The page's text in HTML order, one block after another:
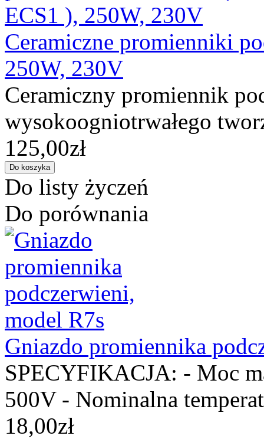
Ceramiczne promienniki
250W, 230V
Ceramiczny promiennik
wysokoogniotrwałego
125,00zł
Do listy życzeń
Do porównania
Gniazdo promiennika
SPECYFIKACJA: - Moc
500V - Nominalna
18,00zł